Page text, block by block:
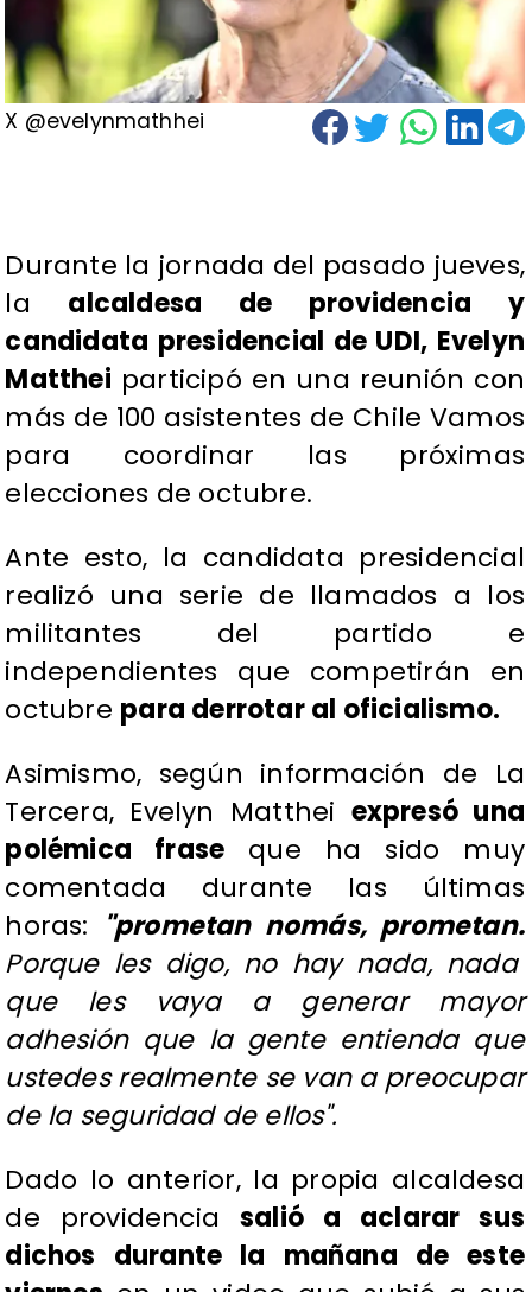
X @evelynmathhei
Durante la jornada del pasado jueves,
la alcaldesa de providencia y
candidata presidencial de UDI, Evelyn
Matthei participó en una reunión con
más de 100 asistentes de Chile Vamos
para coordinar las próximas
elecciones de octubre.
Ante esto, la candidata presidencial
realizó una serie de llamados a los
militantes del partido e
independientes que competirán en
octubre para derrotar al oficialismo.
Asimismo, según información de La
Tercera, Evelyn Matthei expresó una
polémica frase que ha sido muy
comentada durante las últimas
horas: "prometan nomás, prometan.
Porque les digo, no hay nada, nada
que les vaya a generar mayor
adhesión que la gente entienda que
ustedes realmente se van a preocupar
de la seguridad de ellos".
Dado lo anterior, la propia alcaldesa
de providencia salió a aclarar sus
dichos durante la mañana de este